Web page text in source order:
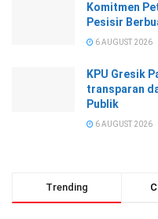
Komitmen
Pesisir
6 AUGUST 2026
KPU Gresik
transparan
Publik
6 AUGUST 2026
Trending